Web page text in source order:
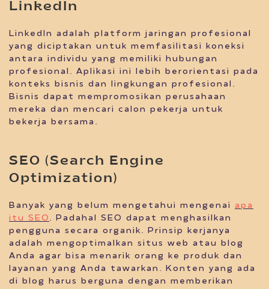
LinkedIn
LinkedIn adalah platform jaringan profesional
yang diciptakan untuk memfasilitasi koneksi
antara individu yang memiliki hubungan
profesional. Aplikasi ini lebih berorientasi pada
konteks bisnis dan lingkungan profesional.
Bisnis dapat mempromosikan perusahaan
mereka dan mencari calon pekerja untuk
bekerja bersama.
SEO (Search Engine
Optimization)
Banyak yang belum mengetahui mengenai apa
itu SEO . Padahal SEO dapat menghasilkan
pengguna secara organik. Prinsip kerjanya
adalah mengoptimalkan situs web atau blog
Anda agar bisa menarik orang ke produk dan
layanan yang Anda tawarkan. Konten yang ada
di blog harus berguna dengan memberikan